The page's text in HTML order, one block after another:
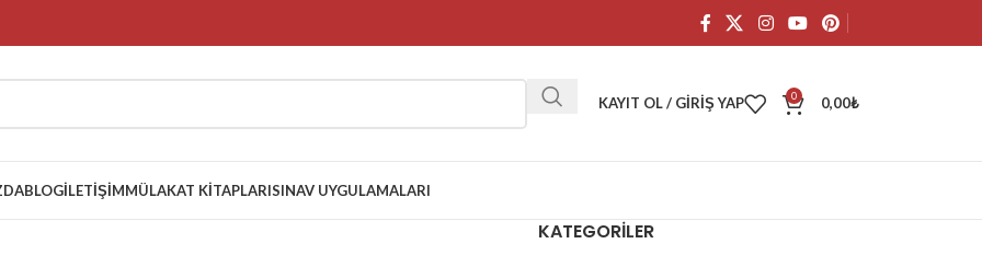
KAYIT OL / GIRIŞ YAP 0 0,00₺
BLOGİLETIŞIMMÜLAKAT KITAPLARISINAV UYGULAMALARI
KATEGORILER